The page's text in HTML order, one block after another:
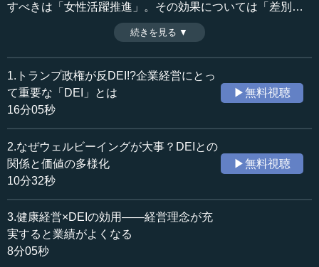
すべきは「女性活躍推進」。その効果については「差別の
経済学」という分野があり、これは女性を登用することで
業績や利益率がよくなるプロセスを逆説的に説明する考え
方である。最終話では、その詳細についてデータを検証し
ながら、女性活躍推進とDEIの関係を解説する。（全4話中
第4話）
収録日：2025年5月22日
追加日：2025年8月29日
カテゴリー：
ビジネス・経営
●人口統計的DEIも重要――女性活躍推進と「差別の
経済学」
以上、DEIについてお話ししてきて、DEIの中でも認知的
DEIが大事だという話がメインになっていたと思います。で
は、認知的DEIではない人口統計的DEIのほうは重要ではな
いのかというと、そういうわけでもなく、そちらもやはり
続きを見る ▼
1.トランプ政権が反DEI!?企業経営にとっ
て重要な「DEI」とは
16分05秒
▶無料視聴
2.なぜウェルビーイングが大事？DEIとの
関係と価値の多様化
10分32秒
▶無料視聴
3.健康経営×DEIの効用――経営理念が充
実すると業績がよくなる
8分05秒